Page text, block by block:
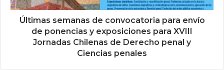
Últimas semanas de convocatoria para envío
de ponencias y exposiciones para XVIII
Jornadas Chilenas de Derecho penal y
Ciencias penales